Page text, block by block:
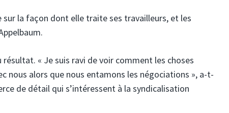
sur la façon dont elle traite ses travailleurs, et les
résultat. « Je suis ravi de voir comment les choses
nous alors que nous entamons les négociations », a-t-
de détail qui s’intéressent à la syndicalisation